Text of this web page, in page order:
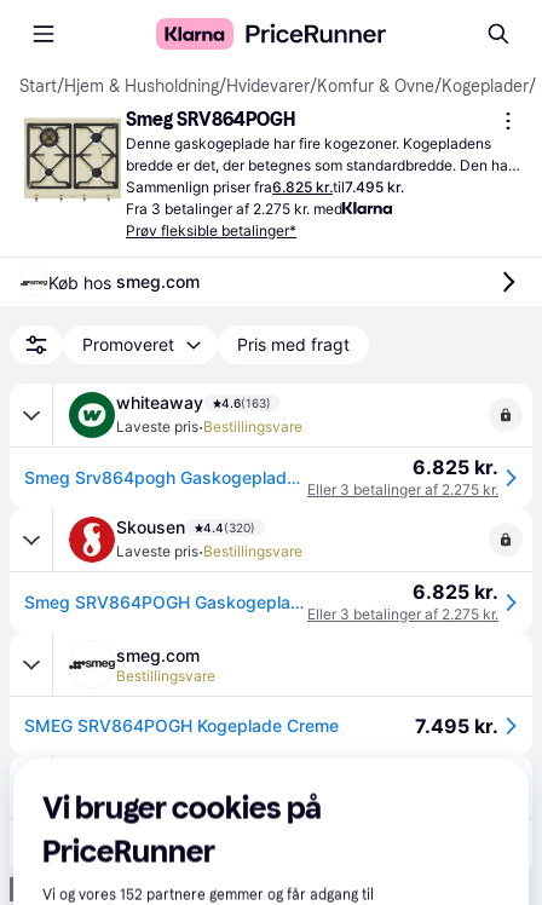
Start/Hjem & Husholdning/Hvidevarer/Komfur & Ovne/Kogeplader/
Smeg SRV864POGH
Denne gaskogeplade har fire kogezoner. Kogepladens
bredde er det, der betegnes som standardbredde. Den har
automatisk sluk funktion
Sammenlign priser fra6.825 kr.til7.495 kr.
Fra 3 betalinger af 2.275 kr. med
Prøv fleksible betalinger*
Køb hos smeg.com
Promoveret Pris med fragt
whiteaway 4.6(163)
Laveste pris·Bestillingsvare
Smeg Srv864pogh Gaskogeplade - 365 dages retur og prismatch* 6.825 kr.
Eller 3 betalinger af 2.275 kr.
Skousen 4.4(320)
Laveste pris·Bestillingsvare
Smeg SRV864POGH Gaskogeplade - Vi matcher laveste netpris* 6.825 kr.
Eller 3 betalinger af 2.275 kr.
smeg.com
Bestillingsvare
SMEG SRV864POGH Kogeplade Creme 7.495 kr.
Bestillingsvare
Smeg SRV864POGH kogeplade, creme
Annonce
Vi bruger cookies på
PriceRunner
Vi og vores152 partnere gemmer og får adgang til